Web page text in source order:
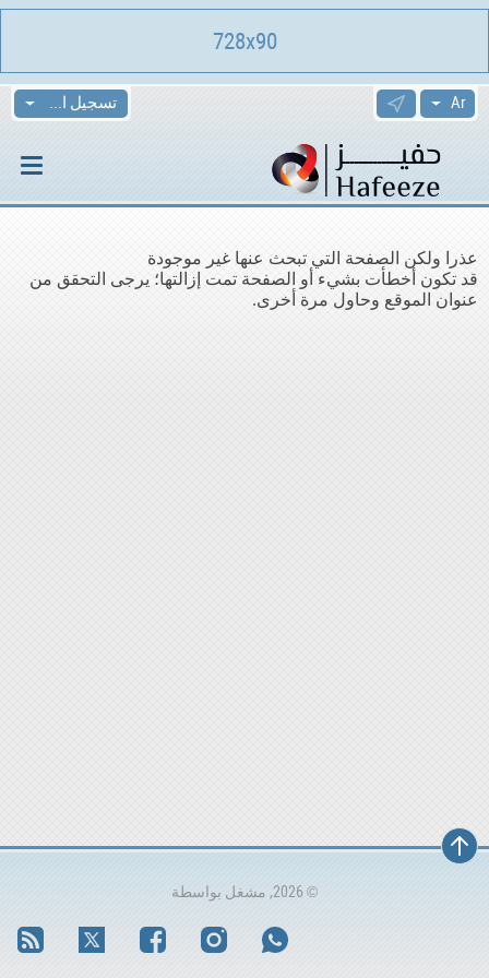
تسجيل الدخول
عذرا ولكن الصفحة التي تبحث عنها غير موجودة
قد تكون أخطأت بشيء أو الصفحة تمت إزالتها؛ يرجى التحقق من
عنوان الموقع وحاول مرة أخرى.
728x90
© 2026, مشغل بواسطة